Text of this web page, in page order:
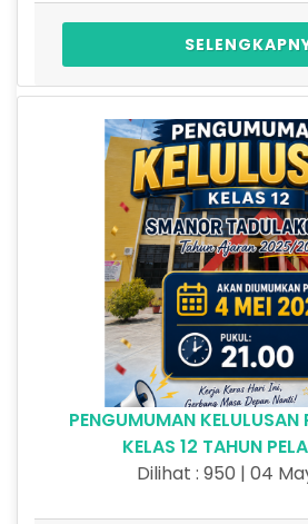
PENGUMUMAN KELULUSAN
KELAS 12 TAHUN
Dilihat : 950 | 04